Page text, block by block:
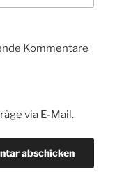
Kommentare
via E-Mail.